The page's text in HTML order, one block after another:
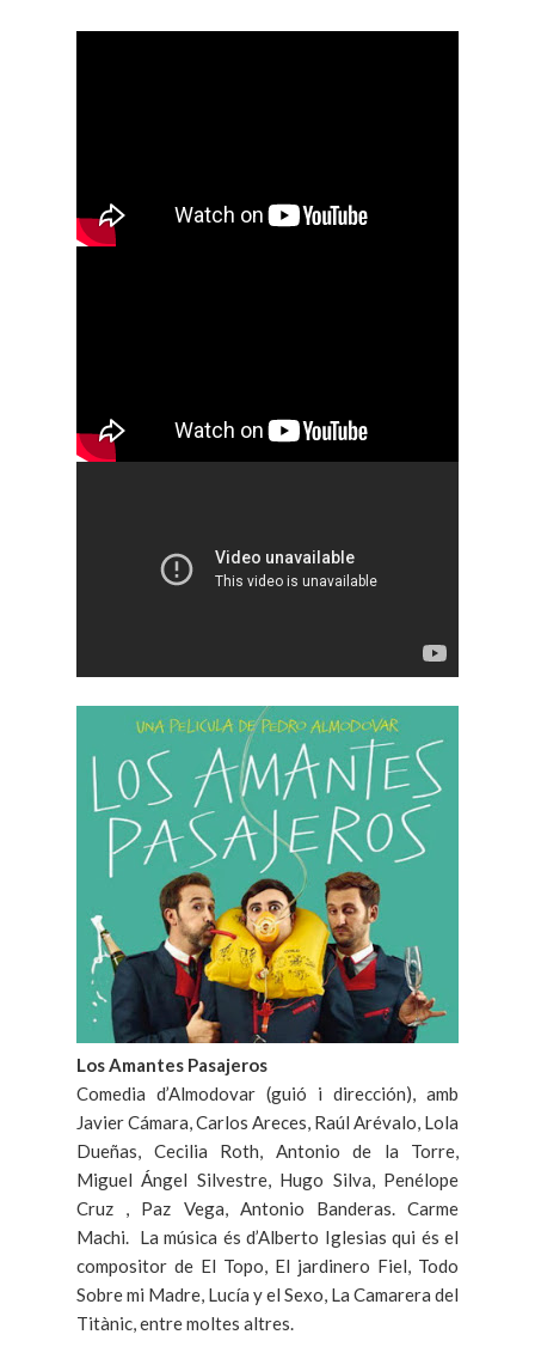
Los Amantes Pasajeros
Comedia d’Almodovar (guió i dirección), amb
Javier Cámara, Carlos Areces, Raúl Arévalo, Lola
Dueñas, Cecilia Roth, Antonio de la Torre,
Miguel Ángel Silvestre, Hugo Silva, Penélope
Cruz , Paz Vega, Antonio Banderas. Carme
Machi. La música és d’Alberto Iglesias qui és el
compositor de El Topo, El jardinero Fiel, Todo
Sobre mi Madre, Lucía y el Sexo, La Camarera del
Titànic, entre moltes altres.